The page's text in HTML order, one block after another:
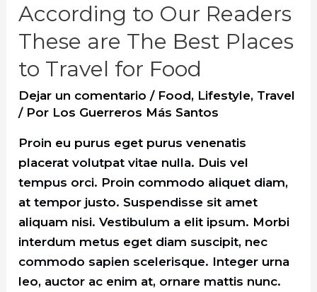
According to Our Readers
These are The Best Places
to Travel for Food
Dejar un comentario / Food, Lifestyle, Travel
/ Por Los Guerreros Más Santos
Proin eu purus eget purus venenatis
placerat volutpat vitae nulla. Duis vel
tempus orci. Proin commodo aliquet diam,
at tempor justo. Suspendisse sit amet
aliquam nisi. Vestibulum a elit ipsum. Morbi
interdum metus eget diam suscipit, nec
commodo sapien scelerisque. Integer urna
leo, auctor ac enim at, ornare mattis nunc.